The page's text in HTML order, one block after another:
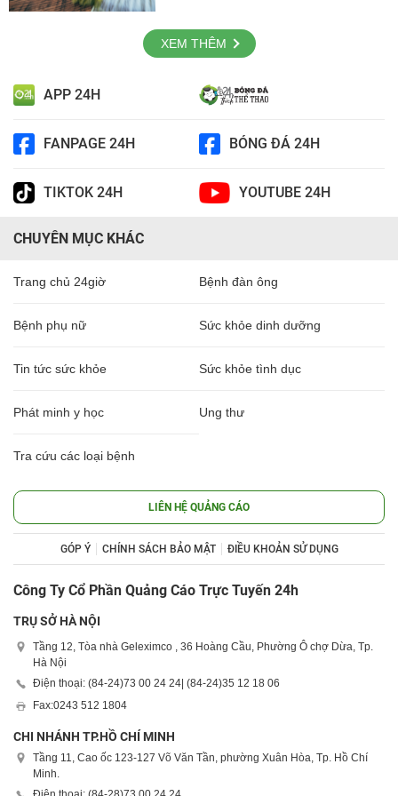
XEM THÊM
APP 24H
FANPAGE 24H BÓNG ĐÁ 24H
TIKTOK 24H YOUTUBE 24H
CHUYÊN MỤC KHÁC
Trang chủ 24giờ Bệnh đàn ông
Bệnh phụ nữ Sức khỏe dinh dưỡng
Tin tức sức khỏe Sức khỏe tình dục
Phát minh y học Ung thư
Tra cứu các loại bệnh
LIÊN HỆ QUẢNG CÁO
GÓP Ý CHÍNH SÁCH BẢO MẬT ĐIỀU KHOẢN SỬ DỤNG
Công Ty Cổ Phần Quảng Cáo Trực Tuyến 24h
TRỤ SỞ HÀ NỘI
Tầng 12, Tòa nhà Geleximco , 36 Hoàng Cầu, Phường Ô chợ Dừa, Tp.
Hà Nội
Điện thoại: (84-24)73 00 24 24 | (84-24)35 12 18 06
Fax:0243 512 1804
CHI NHÁNH TP.HỒ CHÍ MINH
Tầng 11, Cao ốc 123-127 Võ Văn Tần, phường Xuân Hòa, Tp. Hồ Chí
Minh.